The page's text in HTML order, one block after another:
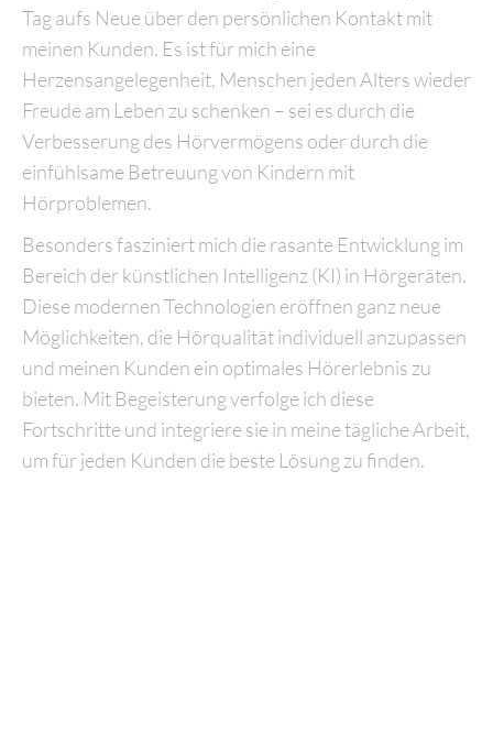
Tag aufs Neue über den persönlichen Kontakt mit
meinen Kunden. Es ist für mich eine
Herzensangelegenheit, Menschen jeden Alters wieder
Freude am Leben zu schenken – sei es durch die
Verbesserung des Hörvermögens oder durch die
einfühlsame Betreuung von Kindern mit
Hörproblemen.
Besonders fasziniert mich die rasante Entwicklung im
Bereich der künstlichen Intelligenz (KI) in Hörgeräten.
Diese modernen Technologien eröffnen ganz neue
Möglichkeiten, die Hörqualität individuell anzupassen
und meinen Kunden ein optimales Hörerlebnis zu
bieten. Mit Begeisterung verfolge ich diese
Fortschritte und integriere sie in meine tägliche Arbeit,
um für jeden Kunden die beste Lösung zu finden.